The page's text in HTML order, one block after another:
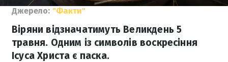
Джерело: "Факти"
Віряни відзначатимуть Великдень 5
травня. Одним із символів воскресіння
Ісуса Христа є паска.